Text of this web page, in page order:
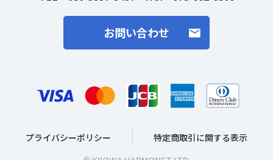
お問い合わせ
プライバシーポリシー
特定商取引に関する表示